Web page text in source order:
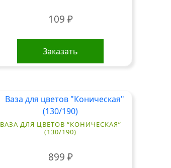
109 ₽
Заказать
ВАЗА ДЛЯ ЦВЕТОВ “КОНИЧЕСКАЯ”
(130/190)
899 ₽